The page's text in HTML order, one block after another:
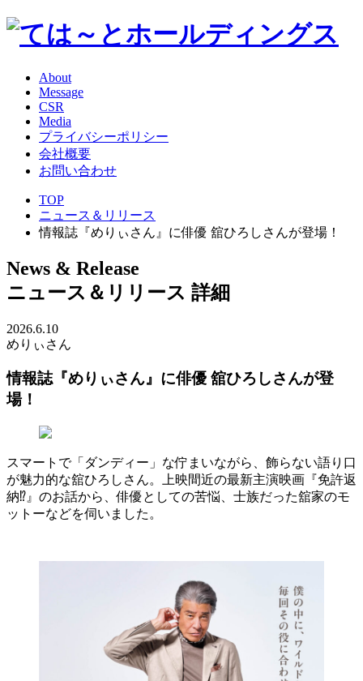
About
Message
CSR
Media
プライバシーポリシー
会社概要
お問い合わせ
TOP
ニュース＆リリース
情報誌『めりぃさん』に俳優 舘ひろしさんが登場！
News & Release
ニュース＆リリース 詳細
2026.6.10
めりぃさん
情報誌『めりぃさん』に俳優 舘ひろしさんが登
場！
スマートで「ダンディー」な佇まいながら、飾らない語り口
が魅力的な舘ひろしさん。上映間近の最新主演映画『免許返
納⁉︎』のお話から、俳優としての苦悩、士族だった舘家のモ
ットーなどを伺いました。